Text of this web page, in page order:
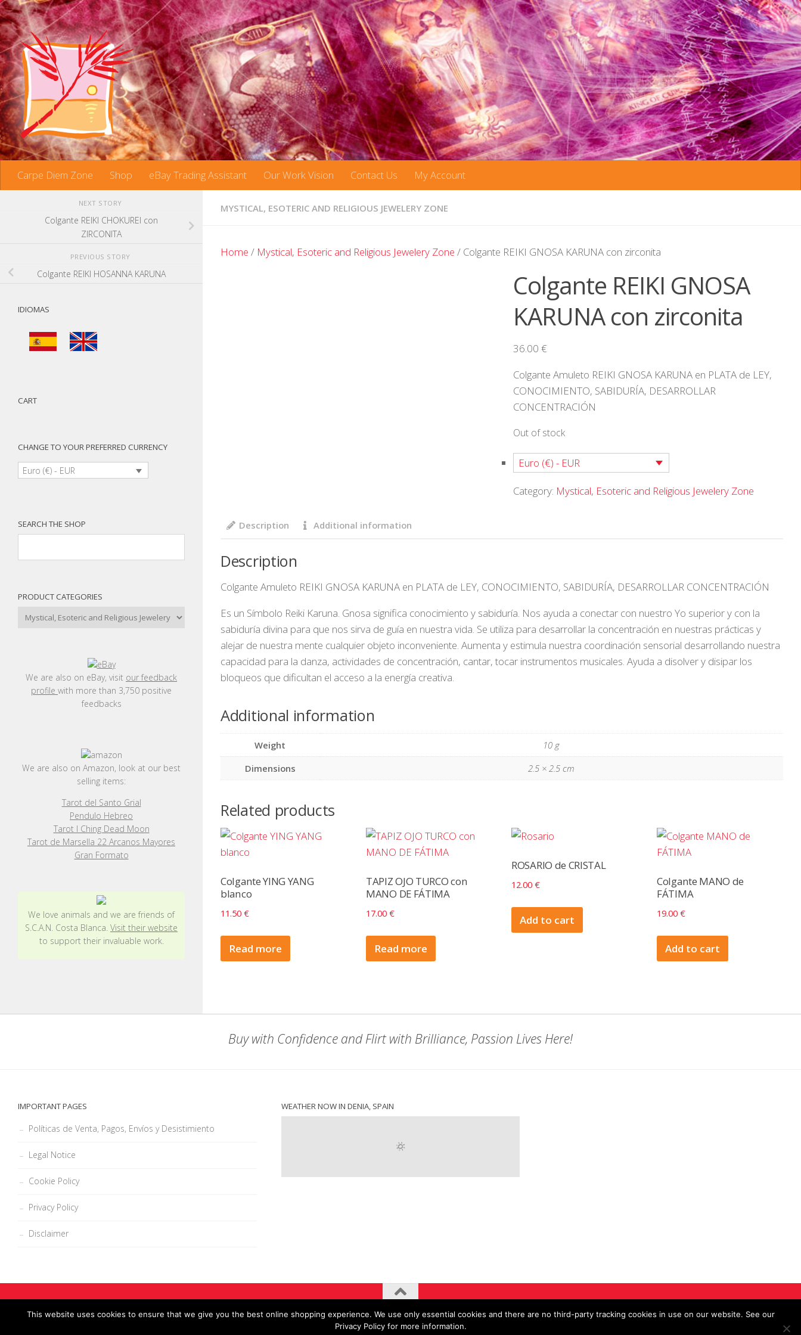
Skip to content
Carpe Diem Zone Shop eBay Trading Assistant Our Work Vision Contact Us My Account
MYSTICAL, ESOTERIC AND RELIGIOUS JEWELERY ZONE
Home / Mystical, Esoteric and Religious Jewelery Zone / Colgante REIKI GNOSA KARUNA con zirconita
Colgante REIKI GNOSA
KARUNA con zirconita
36.00 €
Colgante Amuleto REIKI GNOSA KARUNA en PLATA de LEY,
CONOCIMIENTO, SABIDURÍA, DESARROLLAR
CONCENTRACIÓN
Out of stock
Euro (€) - EUR
Category: Mystical, Esoteric and Religious Jewelery Zone
Description Additional information
Description
Colgante Amuleto REIKI GNOSA KARUNA en PLATA de LEY, CONOCIMIENTO, SABIDURÍA, DESARROLLAR CONCENTRACIÓN
Es un Símbolo Reiki Karuna. Gnosa significa conocimiento y sabiduría. Nos ayuda a conectar con nuestro Yo superior y con la
sabiduría divina para que nos sirva de guía en nuestra vida. Se utiliza para desarrollar la concentración en nuestras prácticas y
alejar de nuestra mente cualquier objeto inconveniente. Aumenta y estimula nuestra coordinación sensorial desarrollando nuestra
capacidad para la danza, actividades de concentración, cantar, tocar instrumentos musicales. Ayuda a disolver y disipar los
bloqueos que dificultan el acceso a la energía creativa.
Additional information
Weight
10 g
Dimensions
2.5 × 2.5 cm
Related products
Colgante YING YANG
blanco
11.50 €
Read more
TAPIZ OJO TURCO con
MANO DE FÁTIMA
17.00 €
Read more
ROSARIO de CRISTAL
12.00 €
Add to cart
Colgante MANO de
FÁTIMA
19.00 €
Add to cart
NEXT STORY
Colgante REIKI CHOKUREI con
ZIRCONITA
PREVIOUS STORY
Colgante REIKI HOSANNA KARUNA
IDIOMAS
CART
CHANGE TO YOUR PREFERRED CURRENCY
Euro (€) - EUR
SEARCH THE SHOP
PRODUCT CATEGORIES
We are also on eBay, visit our feedback
profile with more than 3,750 positive
feedbacks
We are also on Amazon, look at our best
selling items:
Tarot del Santo Grial
Pendulo Hebreo
Tarot I Ching Dead Moon
Tarot de Marsella 22 Arcanos Mayores
Gran Formato
We love animals and we are friends of
S.C.A.N. Costa Blanca. Visit their website
to support their invaluable work.
Buy with Confidence and Flirt with Brilliance, Passion Lives Here!
IMPORTANT PAGES
Políticas de Venta, Pagos, Envíos y Desistimiento
Legal Notice
Cookie Policy
Privacy Policy
Disclaimer
WEATHER NOW IN DENIA, SPAIN
Zona Carpe Diem © 2026. Todos los derechos reservados.
This website uses cookies to ensure that we give you the best online shopping experience. We use only essential cookies and there are no third-party tracking cookies in use on our website. See our
Privacy Policy for more information.